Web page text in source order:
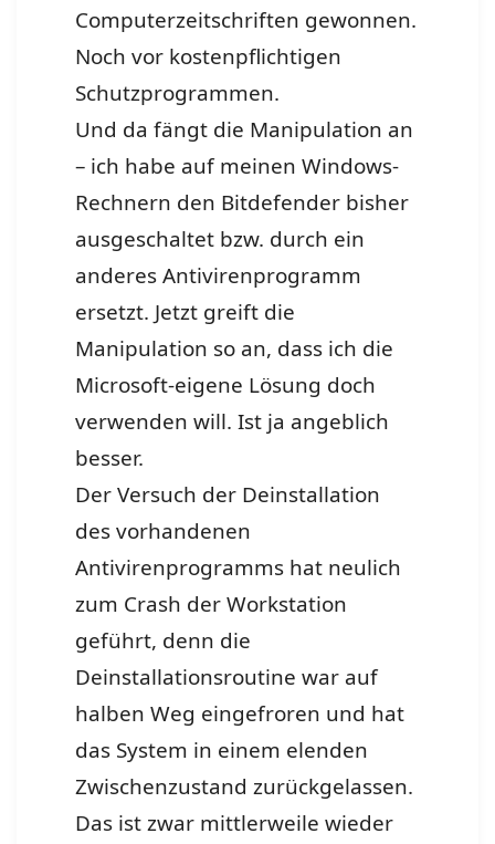
Computerzeitschriften gewonnen.
Noch vor kostenpflichtigen
Schutzprogrammen.
Und da fängt die Manipulation an
– ich habe auf meinen Windows-
Rechnern den Bitdefender bisher
ausgeschaltet bzw. durch ein
anderes Antivirenprogramm
ersetzt. Jetzt greift die
Manipulation so an, dass ich die
Microsoft-eigene Lösung doch
verwenden will. Ist ja angeblich
besser.
Der Versuch der Deinstallation
des vorhandenen
Antivirenprogramms hat neulich
zum Crash der Workstation
geführt, denn die
Deinstallationsroutine war auf
halben Weg eingefroren und hat
das System in einem elenden
Zwischenzustand zurückgelassen.
Das ist zwar mittlerweile wieder